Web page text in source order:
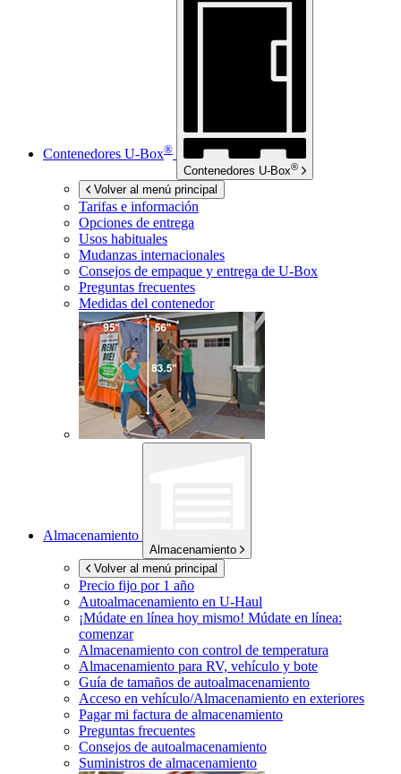
Contenedores U-Box®
Contenedores U-Box®
Volver al menú principal
Tarifas e información
Opciones de entrega
Usos habituales
Mudanzas internacionales
Consejos de empaque y entrega de U-Box
Preguntas frecuentes
Medidas del contenedor
Almacenamiento
Almacenamiento
Volver al menú principal
Precio fijo por 1 año
Autoalmacenamiento en U-Haul
¡Múdate en línea hoy mismo! Múdate en línea:
comenzar
Almacenamiento con control de temperatura
Almacenamiento para RV, vehículo y bote
Guía de tamaños de autoalmacenamiento
Acceso en vehículo/Almacenamiento en exteriores
Pagar mi factura de almacenamiento
Preguntas frecuentes
Consejos de autoalmacenamiento
Suministros de almacenamiento